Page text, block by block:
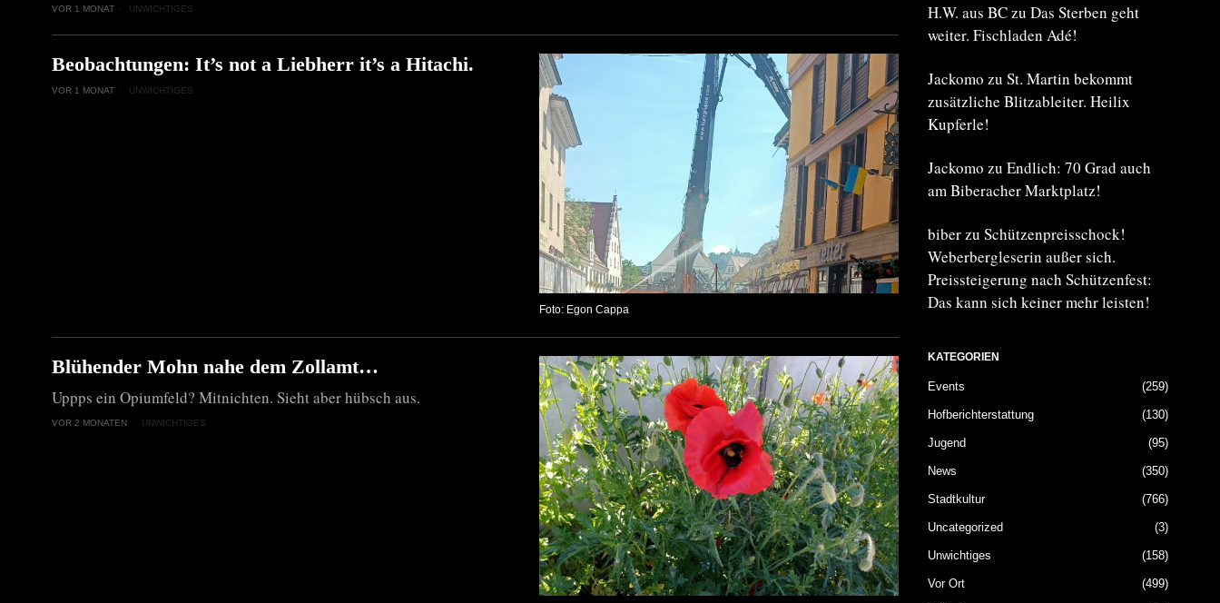
VOR 1 MONAT UNWICHTIGES
Foto: Egon Cappa
Beobachtungen: It’s not a Liebherr it’s a Hitachi.
VOR 1 MONAT UNWICHTIGES
Blühender Mohn nahe dem Zollamt…
Uppps ein Opiumfeld? Mitnichten. Sieht aber hübsch aus.
VOR 2 MONATEN UNWICHTIGES
H.W. aus BCzu Das Sterben geht
weiter. Fischladen Adé!
Jackomo zu St. Martin bekommt
zusätzliche Blitzableiter. Heilix
Kupferle!
Jackomo zu Endlich: 70 Grad auch
am Biberacher Marktplatz!
biberzu Schützenpreisschock!
Weberbergleserin außer sich.
Preissteigerung nach Schützenfest:
Das kann sich keiner mehr leisten!
KATEGORIEN
Events 259
Hofberichterstattung 130
Jugend 95
News 350
Stadtkultur 766
Uncategorized 3
Unwichtiges 158
Vor Ort 499